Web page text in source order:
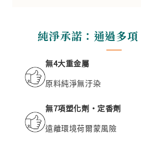
純淨承諾：通過多
無4大重金屬
原料純淨無汙染
無7項塑化劑‧定香劑
遠離環境荷爾蒙風險